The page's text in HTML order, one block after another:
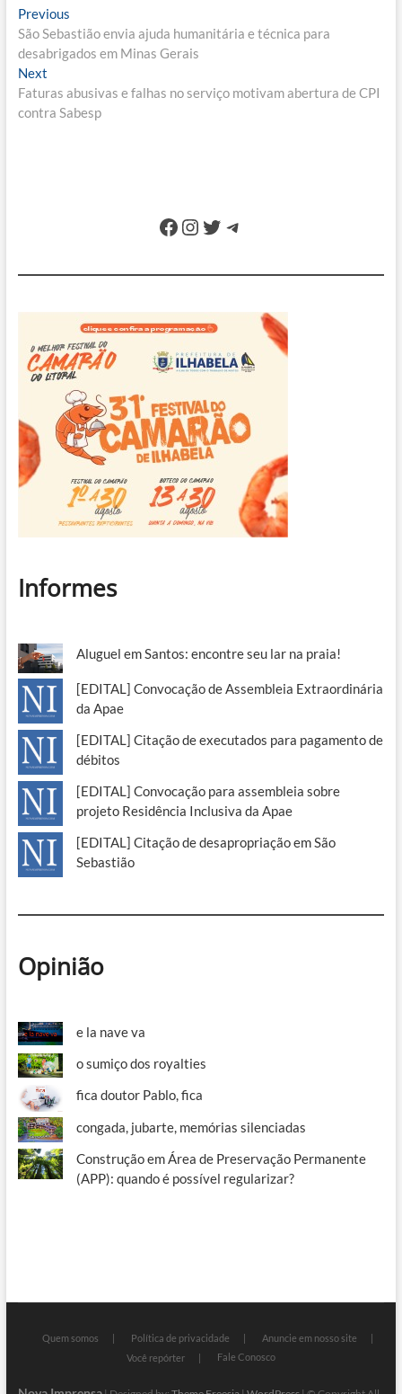
Navegação
de
Post
PreviousPrevious
post:
São Sebastião envia ajuda humanitária e técnica para
desabrigados em Minas Gerais
NextNext
post:
Faturas abusivas e falhas no serviço motivam abertura de CPI
contra Sabesp
Facebook
Instagram
Twitter
Telegram
Informes
Aluguel em Santos: encontre seu lar na praia!
[EDITAL] Convocação de Assembleia Extraordinária
da Apae
[EDITAL] Citação de executados para pagamento de
débitos
[EDITAL] Convocação para assembleia sobre
projeto Residência Inclusiva da Apae
[EDITAL] Citação de desapropriação em São
Sebastião
Opinião
e la nave va
o sumiço dos royalties
fica doutor Pablo, fica
congada, jubarte, memórias silenciadas
Construção em Área de Preservação Permanente
(APP): quando é possível regularizar?
Quem somos Política de privacidade
Anuncie em nosso site
Você repórter
Fale Conosco